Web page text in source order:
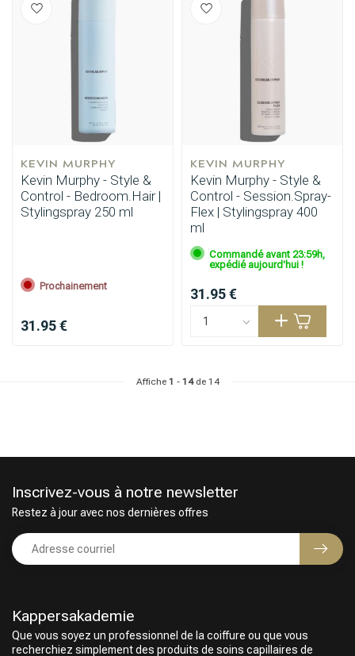
KEVIN MURPHY
Kevin Murphy - Style &
Control - Bedroom.Hair |
Stylingspray 250 ml
Prochainement
31.95 €
KEVIN MURPHY
Kevin Murphy - Style &
Control - Session.Spray-
Flex | Stylingspray 400
ml
Commandé avant 23:59h,
expédié aujourd'hui !
31.95 €
Affiche 1 - 14de 14
Kappersakademie
Que vous soyez un professionnel de la coiffure ou que vous
recherchiez simplement des produits de soins capillaires de
Inscrivez-vous à notre newsletter
Restez à jour avec nos dernières offres